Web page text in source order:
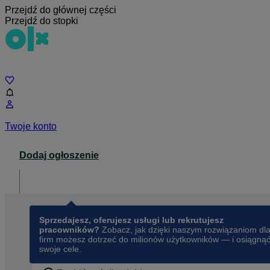
Przejdź do głównej części
Przejdź do stopki
Twoje konto
Dodaj ogłoszenie
Sprzedajesz, oferujesz usługi lub rekrutujesz
pracowników? Zobacz, jak dzięki naszym rozwiązaniom dla
firm możesz dotrzeć do milionów użytkowników — i osiągnąć
swoje cele.